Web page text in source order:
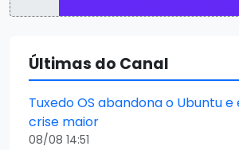
Últimas do Canal
Tuxedo OS abandona o Ubuntu
crise maior
08/08 14:51